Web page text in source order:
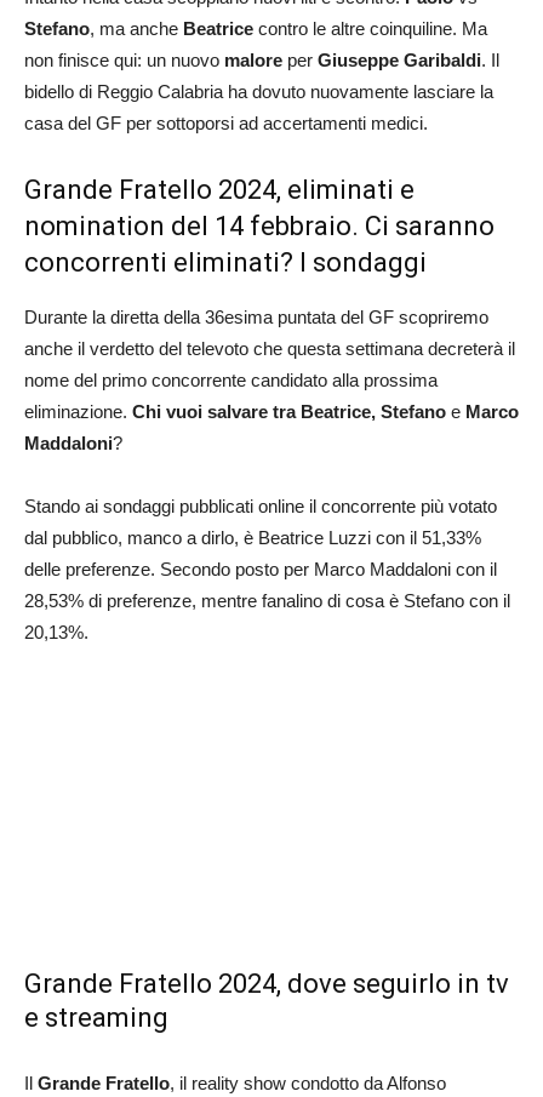
Stefano, ma anche Beatrice contro le altre coinquiline. Ma
non finisce qui: un nuovo malore per Giuseppe Garibaldi. Il
bidello di Reggio Calabria ha dovuto nuovamente lasciare la
casa del GF per sottoporsi ad accertamenti medici.
Grande Fratello 2024, eliminati e
nomination del 14 febbraio. Ci saranno
concorrenti eliminati? I sondaggi
Durante la diretta della 36esima puntata del GF scopriremo
anche il verdetto del televoto che questa settimana decreterà il
nome del primo concorrente candidato alla prossima
eliminazione. Chi vuoi salvare tra Beatrice, Stefano e Marco
Maddaloni?
Stando ai sondaggi pubblicati online il concorrente più votato
dal pubblico, manco a dirlo, è Beatrice Luzzi con il 51,33%
delle preferenze. Secondo posto per Marco Maddaloni con il
28,53% di preferenze, mentre fanalino di cosa è Stefano con il
20,13%.
Grande Fratello 2024, dove seguirlo in tv
e streaming
Grande Fratello, il reality show condotto da Alfonso